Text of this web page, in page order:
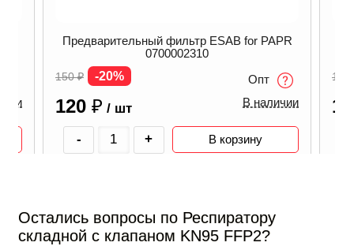
Предварительный фильтр ESAB for PAPR
0700002310
150₽ -20%
120 ₽ / шт
Опт
В наличии
- + В корзину
150
Остались вопросы по Респиратору
складной с клапаном KN95 FFP2?